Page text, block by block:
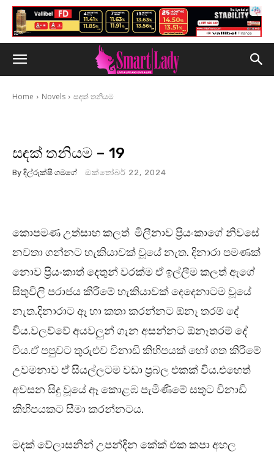
Home Novels සඳක් තනියම
සඳක් තනියම – 19
By දිල්රුක්ෂි ගමගේ ඔක්තෝබර් 22, 2024
කොපමණ උත්සාහ කලත් මිලීනාව ප්‍රියංකාගේ නිවසේ
නවතා ගන්නට හැකියාවක් වූයේ නැත. දිනාරා පමණක්
නොව ප්‍රියංකාත් දෙතුන් වරක්ම ඒ ඉල්ලීම කලත් ඇගේ
සිතුවිලි පරාජය කිරීමේ හැකියාවක් දෙදෙනාටම වූයේ
නැත.දිනාරාට ඈ හා කතා කරන්නට ඕනෑ තරම් දේ
විය.වලව්වේ අයවලුන් ගැන අසන්නට ඕනෑතරම් දේ
විය.ඒ පපුවට තුරුළුව විනාඩි කිහිපයක් හෝ ගත කිරීමේ
උවමනාව ඒ සියල්ලටම වඩා ප්‍රබල එකක් විය.එහෙත්
අවසන සිදු වූයේ ඈ කොළඹ පැමි⁣ණීමේ සතුට විනාඩි
කිහිපයකට සීමා කරන්නටය.
මදක් වේලාසනින් උපන්දින කේක් එක කපා අහල